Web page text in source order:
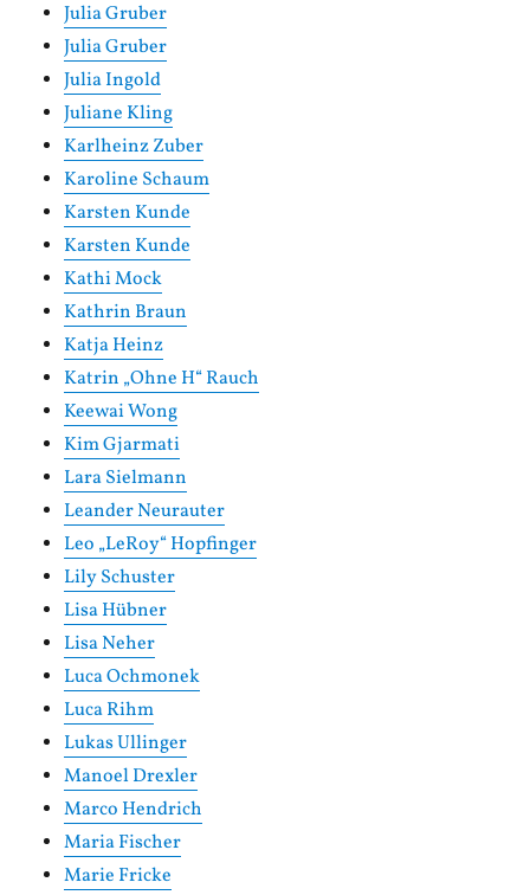
Julia Gruber
Julia Gruber
Julia Ingold
Juliane Kling
Karlheinz Zuber
Karoline Schaum
Karsten Kunde
Karsten Kunde
Kathi Mock
Kathrin Braun
Katja Heinz
Katrin „Ohne H“ Rauch
Keewai Wong
Kim Gjarmati
Lara Sielmann
Leander Neurauter
Leo „LeRoy“ Hopfinger
Lily Schuster
Lisa Hübner
Lisa Neher
Luca Ochmonek
Luca Rihm
Lukas Ullinger
Manoel Drexler
Marco Hendrich
Maria Fischer
Marie Fricke